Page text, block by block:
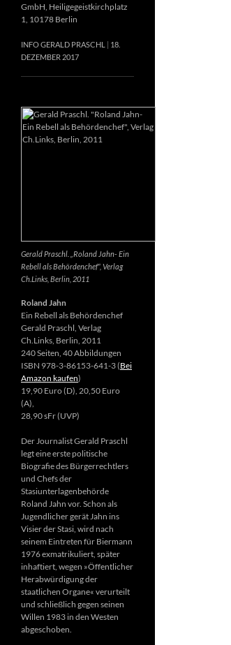
GmbH, Heiligegeistkirchplatz
1, 10178 Berlin
INFO GERALD PRASCHL
18.
DEZEMBER 2017
Gerald Praschl. „Roland Jahn- Ein
Rebell als Behördenchef“, Verlag
Ch.Links, Berlin, 2011
Roland Jahn
Ein Rebell als Behördenchef
Gerald Praschl, Verlag
Ch.Links, Berlin, 2011
240 Seiten, 40 Abbildungen
ISBN 978-3-86153-641-3 (Bei
Amazon kaufen)
19,90 Euro (D), 20,50 Euro
(A),
28,90 sFr (UVP)
Der Journalist Gerald Praschl
legt eine erste politische
Biografie des Bürgerrechtlers
und Chefs der
Stasiunterlagenbehörde
Roland Jahn vor. Schon als
Jugendlicher gerät Jahn ins
Visier der Stasi, wird nach
seinem Eintreten für Biermann
1976 exmatrikuliert, später
inhaftiert, wegen »Öffentlicher
Herabwürdigung der
staatlichen Organe« verurteilt
und schließlich gegen seinen
Willen 1983 in den Westen
abgeschoben.